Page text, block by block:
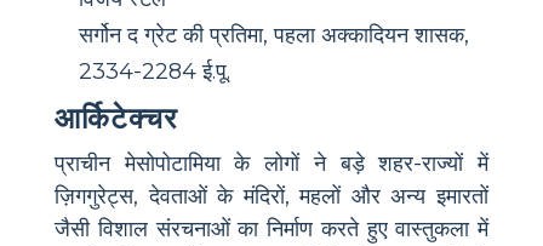
सर्गोन द ग्रेट की प्रतिमा, पहला अक्कादियन शासक,
2334-2284 ई.पू.
आर्किटेक्चर
प्राचीन मेसोपोटामिया के लोगों ने बड़े शहर-राज्यों में
ज़िगगुरेट्स, देवताओं के मंदिरों, महलों और अन्य इमारतों
जैसी विशाल संरचनाओं का निर्माण करते हुए वास्तुकला में